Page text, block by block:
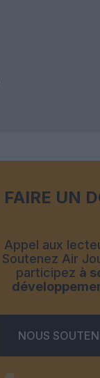
FAIRE UN
Appel aux
Soutenez Air
participez à
NOUS